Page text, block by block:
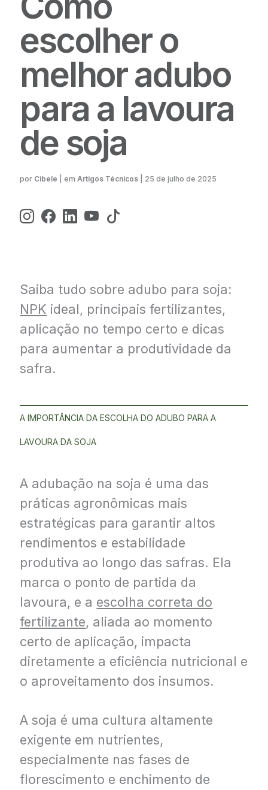
escolher o
melhor adubo
para a lavoura
de soja
Cibele | emArtigos Técnicos 25 de julho de 2025
Saiba tudo sobre adubo para soja:
NPK ideal, principais fertilizantes,
aplicação no tempo certo e dicas
para aumentar a produtividade da
safra.
A IMPORTÂNCIA DA ESCOLHA DO ADUBO PARA A
LAVOURA DA SOJA
A adubação na soja é uma das
práticas agronômicas mais
estratégicas para garantir altos
rendimentos e estabilidade
produtiva ao longo das safras. Ela
marca o ponto de partida da
lavoura, e a escolha correta do
fertilizante, aliada ao momento
certo de aplicação, impacta
diretamente a eficiência nutricional e
o aproveitamento dos insumos.
A soja é uma cultura altamente
exigente em nutrientes,
especialmente nas fases de
florescimento e enchimento de